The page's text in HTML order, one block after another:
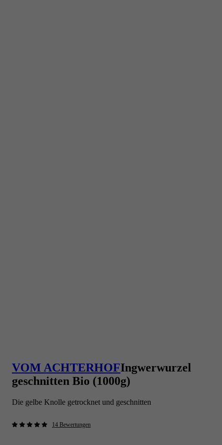
VOM ACHTERHOFIngwerwurzel
geschnitten Bio (1000g)
Die gelbe Knolle getrocknet und geschnitten
14 Bewertungen